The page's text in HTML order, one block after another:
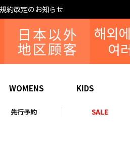
WOMENS KIDS
先行予約 SALE